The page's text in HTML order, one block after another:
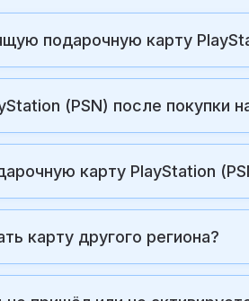
подарочную карту
(PSN) после покупки
карту PlayStation
карту другого региона?